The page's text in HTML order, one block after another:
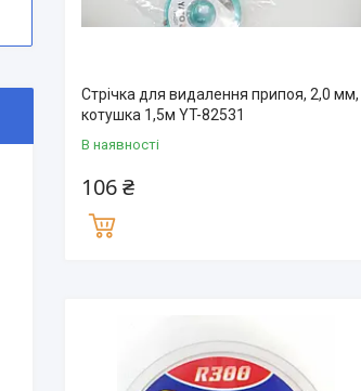
Стрічка для видалення припоя, 2,0 мм,
котушка 1,5м YT-82531
В наявності
106 ₴